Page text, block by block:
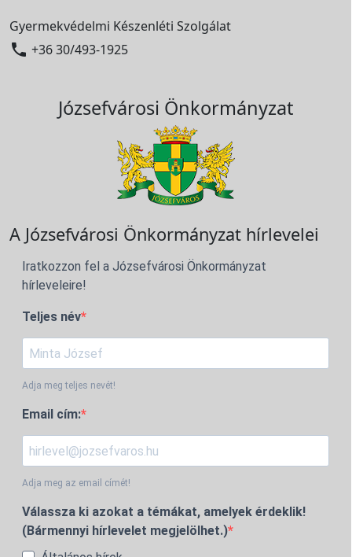
Gyermekvédelmi Készenléti Szolgálat
 +36 30/493-1925
Józsefvárosi Önkormányzat
A Józsefvárosi Önkormányzat hírlevelei
Iratkozzon fel a Józsefvárosi Önkormányzat
hírleveleire!
Teljes név
Adja meg teljes nevét!
Email cím:
Adja meg az email címét!
Válassza ki azokat a témákat, amelyek érdeklik!
(Bármennyi hírlevelet megjelölhet.)